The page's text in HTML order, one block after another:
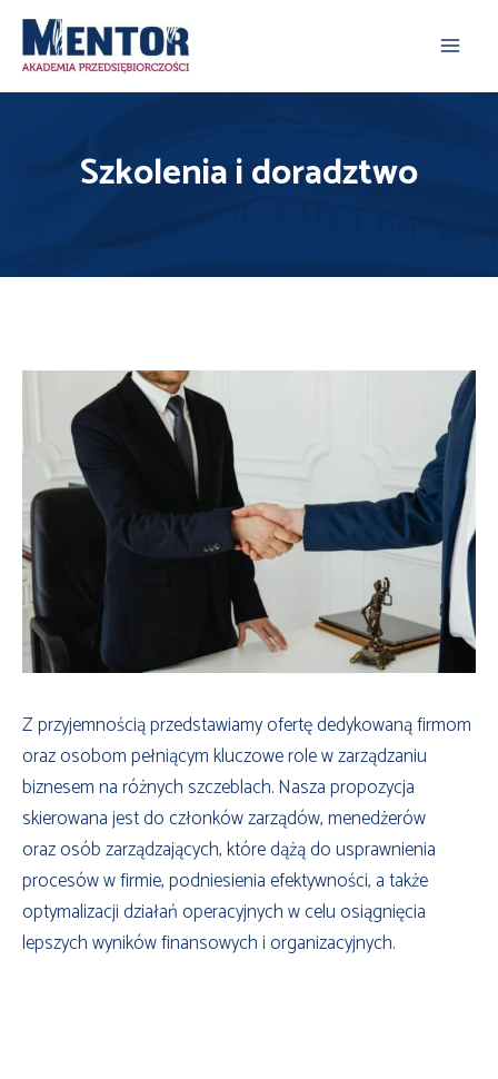
Skip
to content
Szkolenia i doradztwo
Z przyjemnością przedstawiamy ofertę dedykowaną firmom
oraz osobom pełniącym kluczowe role w zarządzaniu
biznesem na różnych szczeblach. Nasza propozycja
skierowana jest do członków zarządów, menedżerów
oraz osób zarządzających, które dążą do usprawnienia
procesów w firmie, podniesienia efektywności, a także
optymalizacji działań operacyjnych w celu osiągnięcia
lepszych wyników finansowych i organizacyjnych.